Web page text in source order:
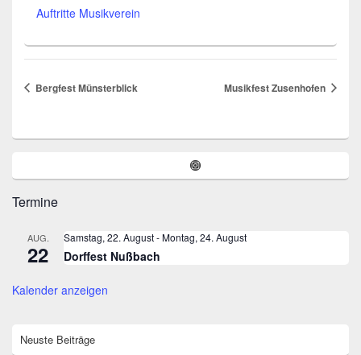
Auftritte Musikverein
Bergfest Münsterblick Musikfest Zusenhofen
Instagram
Termine
AUG.
22
Samstag, 22. August-Montag, 24. August
Dorffest Nußbach
Kalender anzeigen
Neuste Beiträge